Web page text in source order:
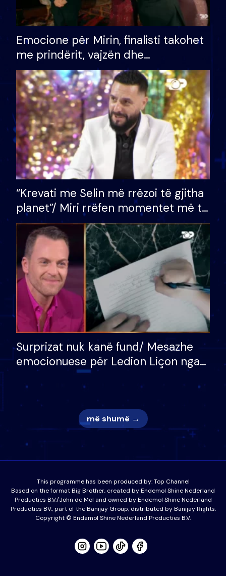
Emocione për Mirin, finalisti takohet
me prindërit, vajzën dhe
bashkëshorten: S’kemi ndonjë letër
divorci apo jo?
“Krevati me Selin më rrëzoi të gjitha
planet”/ Miri rrëfen momentet më të
bukura në shtëpinë e BB VIP: Do më
mungojë zilja e mëngjesit kur…
Surprizat nuk kanë fund/ Mesazhe
emocionuese për Ledion Liçon nga
nëna dhe fëmijët e tij, moderatori
nuk i mban dot lotët: Nuk meritoj…
më shumë →
This programme has been produced by:Top Channel
Based on the format Big Brother, created by Endemol Shine Nederland
Producties B.V./John de Mol and owned by Endemol Shine Nederland
Producties BV., part of the Banijay Group, distributed by Banijay Rights.
Copyright © Endamol Shine Nederland Producties B.V.